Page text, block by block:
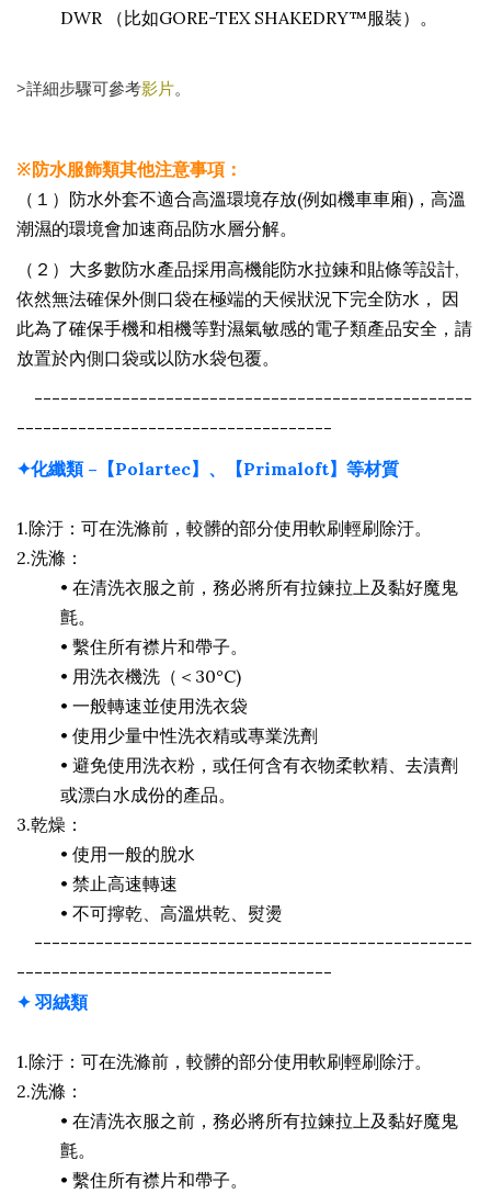
DWR （比如GORE-TEX SHAKEDRY™服裝）。
>詳細步驟可參考影片。
※防水服飾類其他注意事項：
（１）防水外套不適合高溫環境存放(例如機車車廂)，高溫
潮濕的環境會加速商品防水層分解。
（２）大多數防水產品採用高機能防水拉鍊和貼條等設計,
依然無法確保外側口袋在極端的天候狀況下完全防水， 因
此為了確保手機和相機等對濕氣敏感的電子類產品安全，請
放置於內側口袋或以防水袋包覆。
--------------------------------------------------
------------------------------------
✦化纖類 –【Polartec】、【Primaloft】等材質
1.除汙：可在洗滌前，較髒的部分使用軟刷輕刷除汙。
2.洗滌：
• 在清洗衣服之前，務必將所有拉鍊拉上及黏好魔鬼
氈。
• 繫住所有襟片和帶子。
• 用洗衣機洗（＜30°C)
• 一般轉速並使用洗衣袋
• 使用少量中性洗衣精或專業洗劑
• 避免使用洗衣粉，或任何含有衣物柔軟精、去漬劑
或漂白水成份的產品。
3.乾燥：
• 使用一般的脫水
• 禁止高速轉速
• 不可擰乾、高溫烘乾、熨燙
--------------------------------------------------
------------------------------------
✦ 羽絨類
1.除汙：可在洗滌前，較髒的部分使用軟刷輕刷除汙。
2.洗滌：
• 在清洗衣服之前，務必將所有拉鍊拉上及黏好魔鬼
氈。
• 繫住所有襟片和帶子。